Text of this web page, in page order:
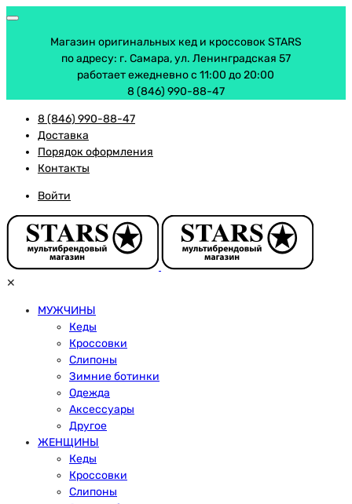
Магазин оригинальных кед и кроссовок STARS
по адресу: г. Самара, ул. Ленинградская 57
работает ежедневно с 11:00 до 20:00
8 (846) 990-88-47
8 (846) 990-88-47
Доставка
Порядок оформления
Контакты
Войти
✕
МУЖЧИНЫ
Кеды
Кроссовки
Слипоны
Зимние ботинки
Одежда
Аксессуары
Другое
ЖЕНЩИНЫ
Кеды
Кроссовки
Слипоны